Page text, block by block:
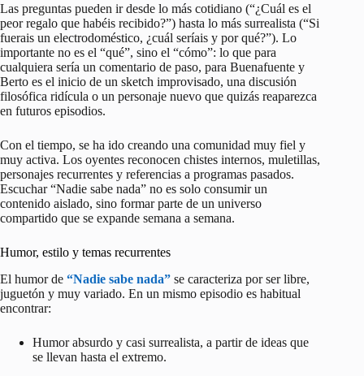
Las preguntas pueden ir desde lo más cotidiano (“¿Cuál es el
peor regalo que habéis recibido?”) hasta lo más surrealista (“Si
fuerais un electrodoméstico, ¿cuál seríais y por qué?”). Lo
importante no es el “qué”, sino el “cómo”: lo que para
cualquiera sería un comentario de paso, para Buenafuente y
Berto es el inicio de un sketch improvisado, una discusión
filosófica ridícula o un personaje nuevo que quizás reaparezca
en futuros episodios.
Con el tiempo, se ha ido creando una comunidad muy fiel y
muy activa. Los oyentes reconocen chistes internos, muletillas,
personajes recurrentes y referencias a programas pasados.
Escuchar “Nadie sabe nada” no es solo consumir un
contenido aislado, sino formar parte de un universo
compartido que se expande semana a semana.
Humor, estilo y temas recurrentes
El humor de “Nadie sabe nada” se caracteriza por ser libre,
juguetón y muy variado. En un mismo episodio es habitual
encontrar:
Humor absurdo y casi surrealista, a partir de ideas que
se llevan hasta el extremo.